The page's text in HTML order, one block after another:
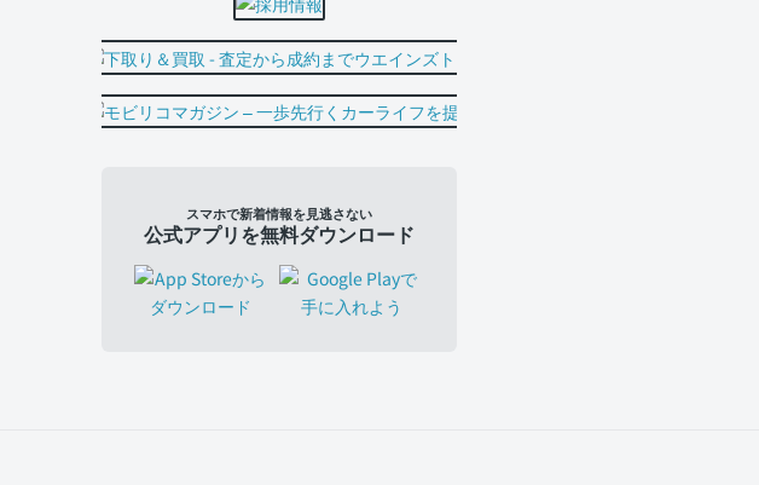
スマホで新着情報を見逃さない
公式アプリを無料ダウンロード